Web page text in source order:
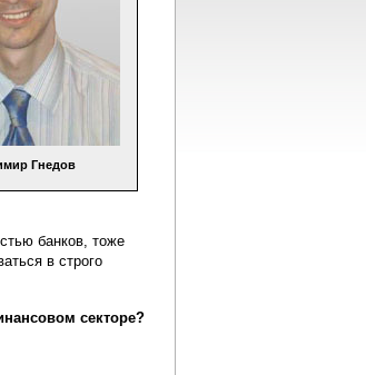
Гнедов
банков, тоже
в строго
секторе?